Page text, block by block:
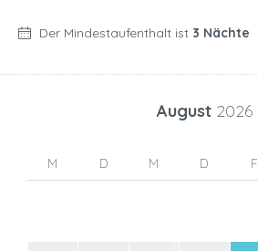
Der Mindestaufenthalt ist 3 Nächte
August 2026
M D M D F